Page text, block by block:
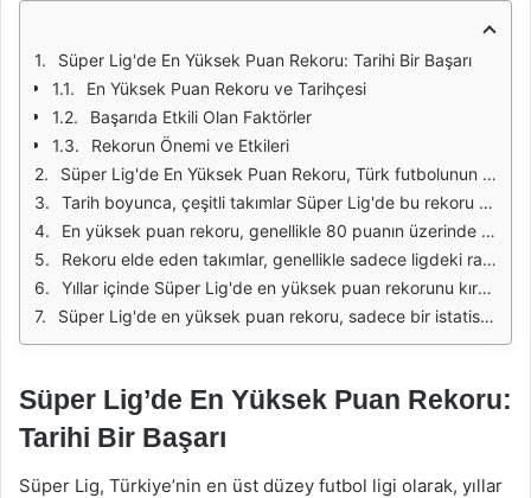
Süper Lig'de En Yüksek Puan Rekoru: Tarihi Bir Başarı
En Yüksek Puan Rekoru ve Tarihçesi
Başarıda Etkili Olan Faktörler
Rekorun Önemi ve Etkileri
Süper Lig'de En Yüksek Puan Rekoru, Türk futbolunun en üst düzey liginde elde edilen başarıların en önemli göstergelerinden biridir. Bu rekor, bir sezon boyunca en fazla puanı toplayan takımlara aittir ve lig tarihindeki en iyi performansları simgeler. Süper Lig, zaman içinde birçok farklı takımın bu rekoru kırma mücadelesine sahne olmuştur. Bu süreçte, takımların gösterdiği performans, futbolcuların bireysel yetenekleri ve teknik direktörlerin stratejileri büyük rol oynamıştır.
Tarih boyunca, çeşitli takımlar Süper Lig'de bu rekoru elde etme şansını yakalamıştır. Özellikle son yıllarda, bazı takımların yüksek puan ortalamalarıyla dikkat çekmesi, rekabetin ne denli yoğun olduğunu gözler önüne sermektedir. Bu bağlamda, takımlar sadece galibiyet almakla kalmayıp, aynı zamanda yüksek gol averajı hedeflemişlerdir. Bu durum, futbolseverlerin maçları daha heyecan dolu bir şekilde takip etmesine yol açmaktadır.
En yüksek puan rekoru, genellikle 80 puanın üzerinde bir başarı ile elde edilmektedir. Bu seviyeye ulaşmak, her takım için zorlu bir hedef olmuştur. Takımların, sezon boyunca yaşadığı sakatlıklar, forma şansı bulamayan oyuncular ve teknik direktör değişiklikleri gibi faktörler, bu rekoru kırma şansını etkileyen unsurlar arasında yer almaktadır. Dolayısıyla, bir takımın yüksek puan elde etmesi, sadece futbolcuların yetenekleriyle değil, aynı zamanda yönetimsel kararlarla da ilişkilidir.
Rekoru elde eden takımlar, genellikle sadece ligdeki rakiplerine karşı değil, aynı zamanda Avrupa kupalarında da başarılı olmayı hedeflerler. Bu süreçte, oyuncu kadrosunun derinliği, kulüp bütçesi ve altyapı yatırımları gibi unsurlar büyük önem taşır. Bu nedenle, Süper Lig'de en yüksek puan rekorunu kıran takımlar, sadece iç ligde değil, aynı zamanda uluslararası arenada da kendilerini kanıtlamış olurlar.
Yıllar içinde Süper Lig'de en yüksek puan rekorunu kıran takımlar arasında Galatasaray, Fenerbahçe ve Beşiktaş gibi köklü kulüpler ön plana çıkmaktadır. Bu takımlar, hem yerel hem de uluslararası başarılarıyla tanınmakta ve Türk futboluna damga vurmaktadır. Bu kulüplerin yanı sıra, zaman zaman daha az bilinen takımlar da bu rekoru kırma şansını yakalayabilmektedir. Bu durum, ligdeki rekabetin ne kadar dinamik olduğunu göstermektedir.
Süper Lig'de en yüksek puan rekoru, sadece bir istatistik olmanın ötesinde, kulüplerin tarihine ve geleneklerine de ışık tutmaktadır. Bu rekor, futbolun bir toplumsal olgu olarak nasıl evrildiğini ve Türk futbolunun ne denli geliştiğini göstermektedir. Her rekor, yeni nesil futbolcular ve teknik adamlar için bir hedef teşkil ederken, aynı zamanda taraftarların da gurur kaynağı olmaktadır.
Süper Lig’de En Yüksek Puan Rekoru:
Tarihi Bir Başarı
Süper Lig, Türkiye’nin en üst düzey futbol ligi olarak, yıllar